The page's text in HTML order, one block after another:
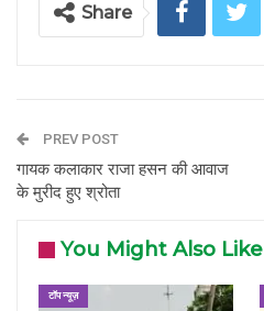
Share
PREV POST
गायक कलाकार राजा हसन की आवाज
के मुरीद हुए श्रोता
You Might Also Like
टॉप न्यूज़